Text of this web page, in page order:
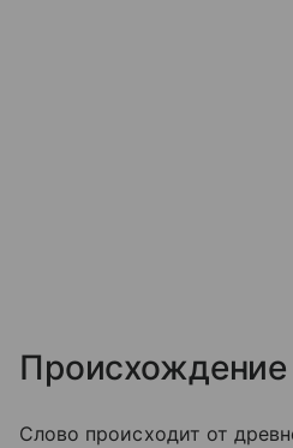
Происхождение
Слово происходит от